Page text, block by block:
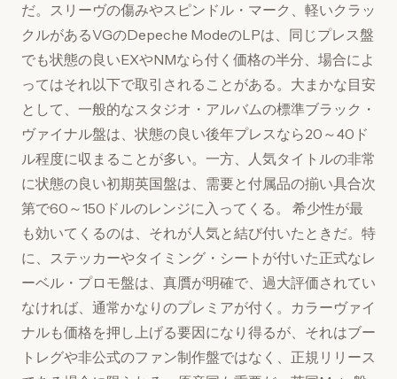
だ。スリーヴの傷みやスピンドル・マーク、軽いクラッ
クルがあるVGのDepeche ModeのLPは、同じプレス盤
でも状態の良いEXやNMなら付く価格の半分、場合によ
ってはそれ以下で取引されることがある。大まかな目安
として、一般的なスタジオ・アルバムの標準ブラック・
ヴァイナル盤は、状態の良い後年プレスなら20～40ド
ル程度に収まることが多い。一方、人気タイトルの非常
に状態の良い初期英国盤は、需要と付属品の揃い具合次
第で60～150ドルのレンジに入ってくる。 希少性が最
も効いてくるのは、それが人気と結び付いたときだ。特
に、ステッカーやタイミング・シートが付いた正式なレ
ーベル・プロモ盤は、真贋が明確で、過大評価されてい
なければ、通常かなりのプレミアが付く。カラーヴァイ
ナルも価格を押し上げる要因になり得るが、それはブー
トレグや非公式のファン制作盤ではなく、正規リリース